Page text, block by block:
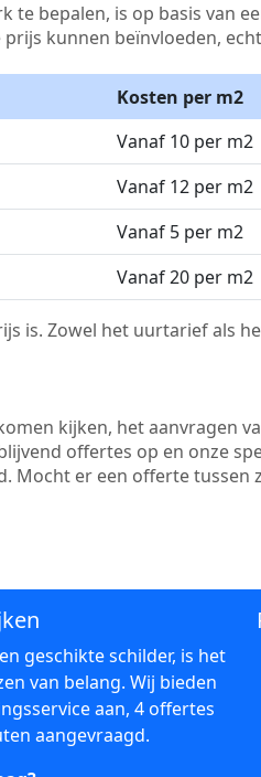
bepalen, is op basis van
kunnen beïnvloeden,
Kosten per m2
Vanaf 10 per m2
Vanaf 12 per m2
Vanaf 5 per m2
Vanaf 20 per m2
is. Zowel het uurtarief als
kijken, het aanvragen
offertes op en onze
Mocht er een offerte tussen
geschikte schilder, is het
van belang. Wij bieden
aan, 4 offertes
aangevraagd.